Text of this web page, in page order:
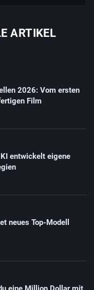
ARTIKEL
2026: Vom ersten
Film
KI entwickelt eigene
neues Top-Modell